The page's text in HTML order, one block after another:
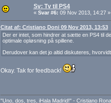
Sv: Tv til PS4
« Svar #6: 09 Nov 2013, 14:27 »
Citat af: Cristiano Doni 09 Nov 2013, 13:53
Der er intet, som hindrer at sætte en PS4 til
optimale opløsning på spillene.
Derudover kan det jo altid diskuteres,
Okay. Tak for feedback!
"Uno, dos, tres, iHala Madrid!" - Cristiano